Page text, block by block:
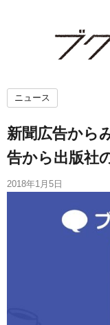
ニュース
新聞広告から
告から出版社
2018年1月5日